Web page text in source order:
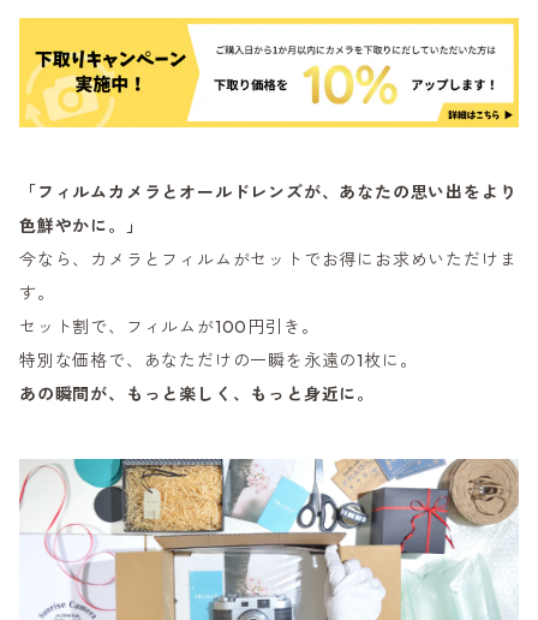
「フィルムカメラとオールドレンズが、あなたの思い出をより
色鮮やかに。」
今なら、カメラとフィルムがセットでお得にお求めいただけま
す。
セット割で、フィルムが100円引き。
特別な価格で、あなただけの一瞬を永遠の1枚に。
あの瞬間が、もっと楽しく、もっと身近に。